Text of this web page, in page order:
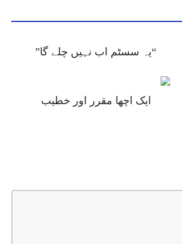
“یہ سسٹم اب نہیں چلے گا”
ایک اچھا مقرر اور خطیب